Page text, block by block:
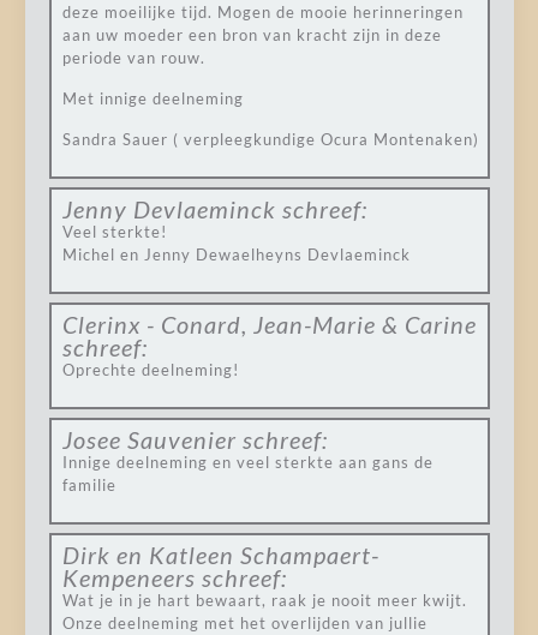
deze moeilijke tijd. Mogen de mooie herinneringen
aan uw moeder een bron van kracht zijn in deze
periode van rouw.
Met innige deelneming
Sandra Sauer ( verpleegkundige Ocura Montenaken)
Jenny Devlaeminck schreef:
Veel sterkte!
Michel en Jenny Dewaelheyns Devlaeminck
Clerinx - Conard, Jean-Marie & Carine
schreef:
Oprechte deelneming!
Josee Sauvenier schreef:
Innige deelneming en veel sterkte aan gans de
familie
Dirk en Katleen Schampaert-
Kempeneers schreef:
Wat je in je hart bewaart, raak je nooit meer kwijt.
Onze deelneming met het overlijden van jullie